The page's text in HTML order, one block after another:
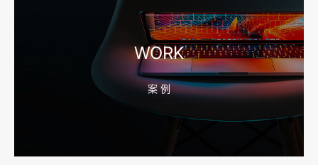
宁波高端网站建设公司推荐，移动端验收别放到最后
宁波网站建设报价怎么看？合同、源码和后台要先写清
WORK
案 例